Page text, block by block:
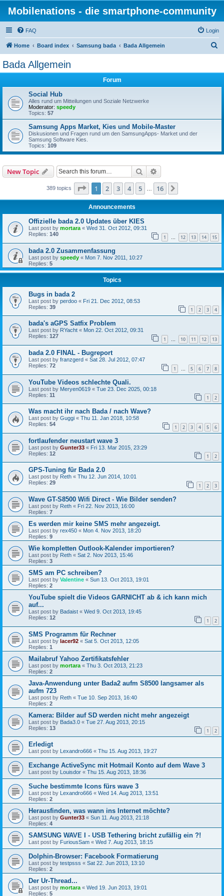
Mobilenations - die smartphone-community
FAQ Login
Home Board index Samsung bada Bada Allgemein
Bada Allgemein
Forum
Social Hub
Alles rund um Mitteilungen und Soziale Netzwerke
Moderator: speedy
Topics: 57
Samsung Apps Market, Kies und Mobile-Master
Diskusionen und Fragen rund um den SamsungApps- Market und der
Samsung Software Kies.
Topics: 109
New Topic Search
389 topics Page 1of 16
1 2 3 4 5 16
Announcements
Offizielle bada 2.0 Updates über KIES
Last post by mortara « Wed 31. Oct 2012, 09:31
Replies: 140 1 … 12 13 14 15
bada 2.0 Zusammenfassung
Last post by speedy « Mon 7. Nov 2011, 10:27
Replies: 5
Topics
Bugs in bada 2
Last post by perdoo « Fri 21. Dec 2012, 08:53
Replies: 39 1 2 3 4
bada's aGPS Satfix Problem
Last post by RYacht « Mon 22. Oct 2012, 09:31
Replies: 127 1 … 10 11 12 13
bada 2.0 FINAL - Bugreport
Last post by franzgerd « Sat 28. Jul 2012, 07:47
Replies: 72 1 … 5 6 7 8
YouTube Videos schlechte Quali.
Last post by Meryen0619 « Tue 23. Dec 2025, 00:18
Replies: 11 1 2
Was macht ihr nach Bada / nach Wave?
Last post by Guggi « Thu 11. Jan 2018, 10:58
Replies: 54 1 2 3 4 5 6
fortlaufender neustart wave 3
Last post by Gunter33 « Fri 13. Mar 2015, 23:29
Replies: 12 1 2
GPS-Tuning für Bada 2.0
Last post by Reth « Thu 12. Jun 2014, 10:01
Replies: 29 1 2 3
Wave GT-S8500 Wifi Direct - Wie Bilder senden?
Last post by Reth « Fri 22. Nov 2013, 16:00
Replies: 7
Es werden mir keine SMS mehr angezeigt.
Last post by rex450 « Mon 4. Nov 2013, 18:20
Replies: 9
Wie kompletten Outlook-Kalender importieren?
Last post by Reth « Sat 2. Nov 2013, 15:46
Replies: 3
SMS am PC schreiben?
Last post by Valentine « Sun 13. Oct 2013, 19:01
Replies: 2
YouTube spielt die Videos GARNICHT ab & ich kann mich
auf...
Last post by Badaist « Wed 9. Oct 2013, 19:45
Replies: 12 1 2
SMS Programm für Rechner
Last post by lacer92 « Sat 5. Oct 2013, 12:05
Replies: 1
Mailabruf Yahoo Zertifikatsfehler
Last post by mortara « Thu 3. Oct 2013, 21:23
Replies: 2
Java-Anwendung unter Bada2 aufm S8500 langsamer als
aufm 723
Last post by Reth « Tue 10. Sep 2013, 16:40
Replies: 2
Kamera: Bilder auf SD werden nicht mehr angezeigt
Last post by Bada3.0 « Tue 27. Aug 2013, 20:15
Replies: 13 1 2
Erledigt
Last post by Lexandro666 « Thu 15. Aug 2013, 19:27
Exchange ActiveSync mit Hotmail Konto auf dem Wave 3
Last post by Louisdor « Thu 15. Aug 2013, 18:36
Suche bestimmte Icons fürs wave 3
Last post by Lexandro666 « Wed 14. Aug 2013, 13:51
Replies: 2
Herausfinden, was wann ins Internet möchte?
Last post by Gunter33 « Sun 11. Aug 2013, 21:18
Replies: 4
SAMSUNG WAVE I - USB Tethering bricht zufällig ein ?!
Last post by FuriousSam « Wed 7. Aug 2013, 18:15
Dolphin-Browser: Facebook Formatierung
Last post by testpsss « Sat 22. Jun 2013, 13:10
Replies: 2
Der Ur-Thread...
Last post by mortara« Wed 19. Jun 2013, 19:01
Replies: 5